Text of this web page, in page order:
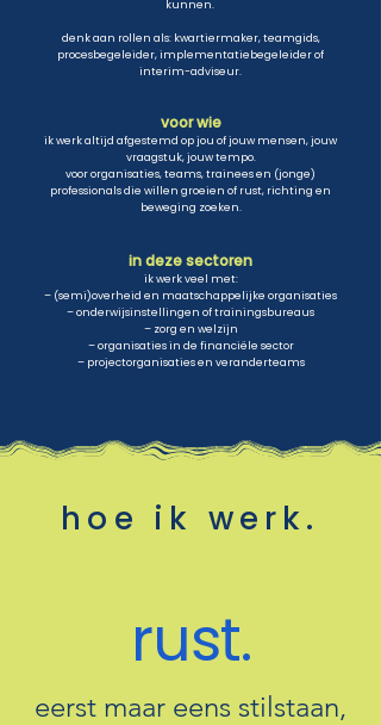
kunnen.
denk aan rollen als: kwartiermaker, teamgids,
procesbegeleider, implementatiebegeleider of
interim-adviseur.
voor wie
ik werk altijd afgestemd op jou of jouw mensen,jouw
vraagstuk, jouw tempo.
voor organisaties, teams, trainees en (jonge)
professionals die willen groeien of rust, richting en
beweging zoeken.
in deze sectoren
ik werk veel met:
– (semi)overheid en maatschappelijke organisaties
– onderwijsinstellingen of trainingsbureaus
– zorg en welzijn
– organisaties in de financiële sector
– projectorganisaties en veranderteams
hoe ik werk.
rust.
eerst maar eens stilstaan,